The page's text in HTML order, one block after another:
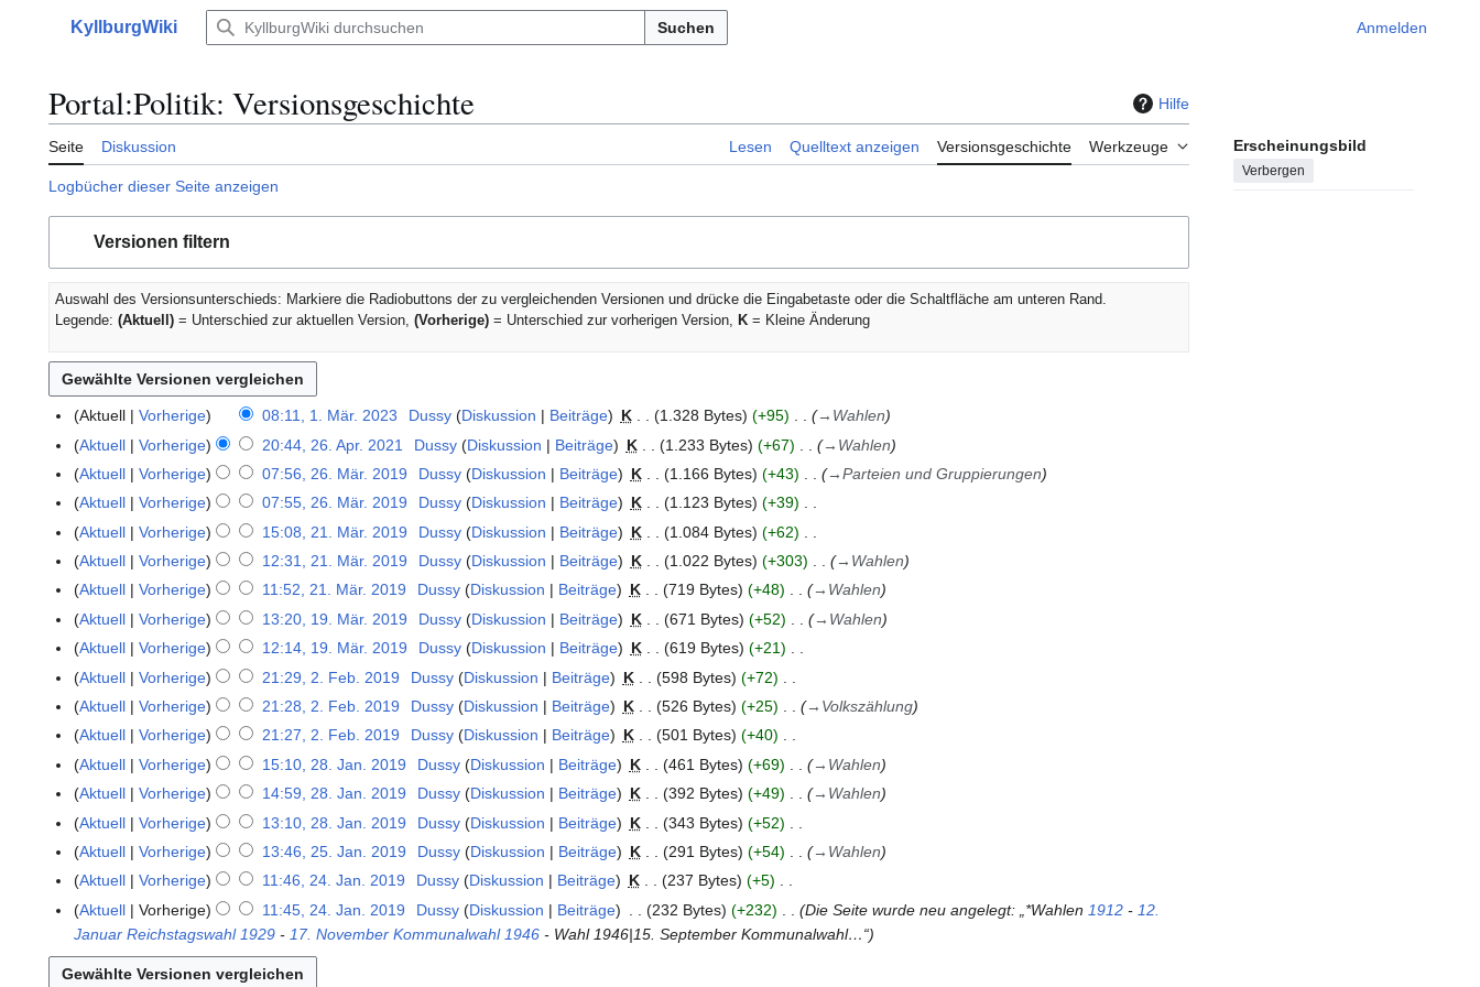
Hauptmenü
KyllburgWiki Suchen Anmelden
Portal:Politik: Versionsgeschichte Hilfe
Seite Diskussion Lesen Quelltext anzeigen Versionsgeschichte Werkzeuge Erscheinungsbild
Verbergen
Logbücher dieser Seite anzeigen
Versionen filtern
Auswahl des Versionsunterschieds: Markiere die Radiobuttons der zu vergleichenden Versionen und drücke die Eingabetaste oder die Schaltfläche am unteren Rand.
Legende: (Aktuell) = Unterschied zur aktuellen Version, (Vorherige) = Unterschied zur vorherigen Version, K = Kleine Änderung
1
2
0
Aktuell Vorherige 08:11, 1. Mär. 2023 Dussy Diskussion Beiträge K 1.328 Bytes +95 → Wahlen
2
6
1
Aktuell Vorherige 20:44, 26. Apr. 2021 Dussy Diskussion Beiträge K 1.233 Bytes +67 → Wahlen
2
6
2
Aktuell Vorherige 07:56, 26. Mär. 2019 Dussy Diskussion Beiträge K 1.166 Bytes +43 →Parteien und Gruppierungen
Aktuell
Vorherige 07:55, 26. Mär. 2019 Dussy Diskussion Beiträge K 1.123 Bytes
+39
K
i
n
e
B
e
r
b
e
i
t
n
g
s
z
u
2
1
2
Aktuell Vorherige 15:08, 21. Mär. 2019 Dussy Diskussion Beiträge K 1.084 Bytes
+62
K
n
e
B
e
r
b
e
i
t
n
g
s
Aktuell Vorherige 12:31, 21. Mär. 2019 Dussy Diskussion Beiträge K 1.022 Bytes +303 → Wahlen
Aktuell
Vorherige 11:52, 21. Mär. 2019 Dussy Diskussion Beiträge K 719 Bytes +48 → Wahlen
1
9
2
Aktuell Vorherige 13:20, 19. Mär. 2019 Dussy Diskussion Beiträge K 671 Bytes +52 → Wahlen
Aktuell
Vorherige 12:14, 19. Mär. 2019 Dussy Diskussion Beiträge K 619 Bytes
+21
K
i
n
e
B
e
r
b
e
i
t
2
u
a
Aktuell Vorherige 21:29, 2. Feb. 2019 Dussy Diskussion Beiträge K 598 Bytes
+72
K
n
e
B
e
r
b
e
Aktuell Vorherige 21:28, 2. Feb. 2019 Dussy Diskussion Beiträge K 526 Bytes +25 → Volkszählung
Aktuell
Vorherige 21:27, 2. Feb. 2019 Dussy Diskussion Beiträge K 501 Bytes
+40
K
i
n
e
B
e
a
r
b
2
8
n
u
r
Aktuell Vorherige 15:10, 28. Jan. 2019 Dussy Diskussion Beiträge K 461 Bytes +69 → Wahlen
Aktuell
Vorherige 14:59, 28. Jan. 2019 Dussy Diskussion Beiträge K 392 Bytes +49 → Wahlen
Aktuell
Vorherige 13:10, 28. Jan. 2019 Dussy Diskussion Beiträge K 343 Bytes
+52
K
i
n
e
2
5
Aktuell Vorherige 13:46, 25. Jan. 2019 Dussy Diskussion Beiträge K 291 Bytes +54 → Wahlen
2
4
J
Aktuell Vorherige 11:46, 24. Jan. 2019 Dussy Diskussion Beiträge K 237 Bytes
+5
K
e
i
n
Aktuell Vorherige 11:45, 24. Jan. 2019 Dussy Diskussion Beiträge 232 Bytes +232 Die Seite wurde neu angelegt: „*Wahlen 1912- 12.
Januar Reichstagswahl 1929 - 17. November Kommunalwahl 1946 - Wahl 1946|15. September Kommunalwahl…“